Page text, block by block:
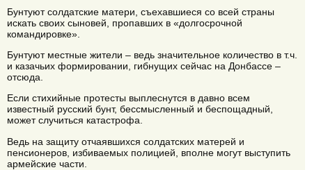
Бунтуют солдатские матери, съехавшиеся со всей страны
искать своих сыновей, пропавших в «долгосрочной
командировке».
Бунтуют местные жители – ведь значительное количество в т.ч.
и казачьих формировании, гибнущих сейчас на Донбассе –
отсюда.
Если стихийные протесты выплеснутся в давно всем
известный русский бунт, бессмысленный и беспощадный,
может случиться катастрофа.
Ведь на защиту отчаявшихся солдатских матерей и
пенсионеров, избиваемых полицией, вполне могут выступить
армейские части.